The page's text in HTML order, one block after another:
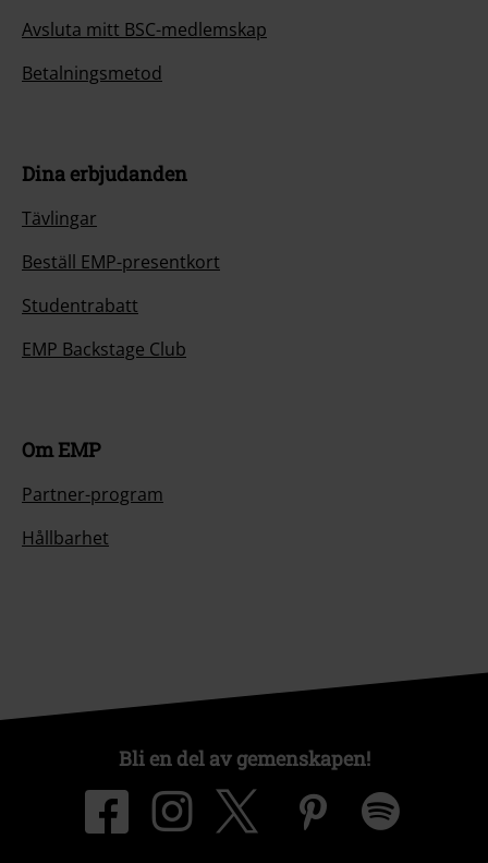
Avsluta mitt BSC-medlemskap
Betalningsmetod
Dina erbjudanden
Tävlingar
Beställ EMP-presentkort
Studentrabatt
EMP Backstage Club
Om EMP
Partner-program
Hållbarhet
Bli en del av gemenskapen!